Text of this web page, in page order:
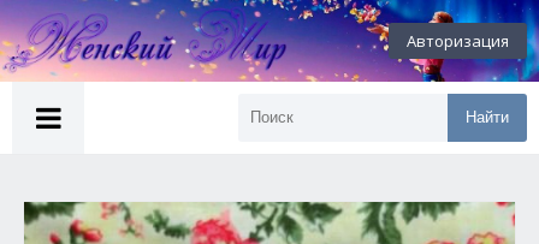
Авторизация
Найти